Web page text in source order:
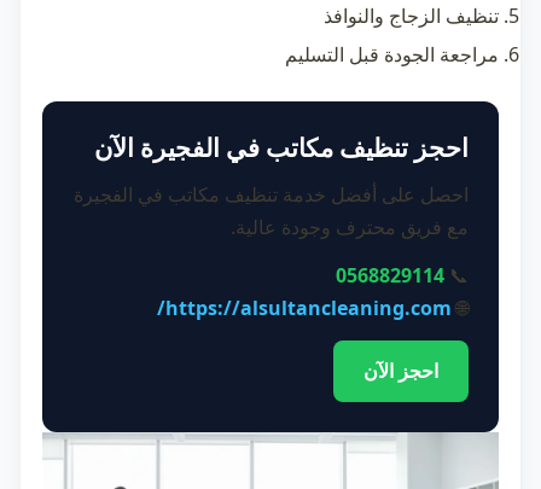
تنظيف الزجاج والنوافذ
مراجعة الجودة قبل التسليم
احجز تنظيف مكاتب في الفجيرة الآن
احصل على أفضل خدمة تنظيف مكاتب في الفجيرة
مع فريق محترف وجودة عالية.
📞
0568829114
🌐
https://alsultancleaning.com/
احجز الآن